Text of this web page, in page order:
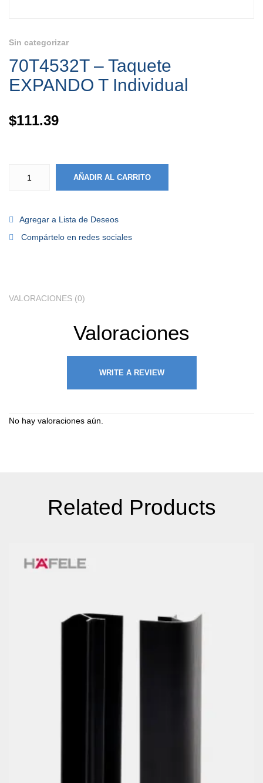
Sin categorizar
70T4532T – Taquete
EXPANDO T Individual
$111.39
AÑADIR AL CARRITO
Agregar a Lista de Deseos
Compártelo en redes sociales
VALORACIONES (0)
Valoraciones
WRITE A REVIEW
No hay valoraciones aún.
Related Products